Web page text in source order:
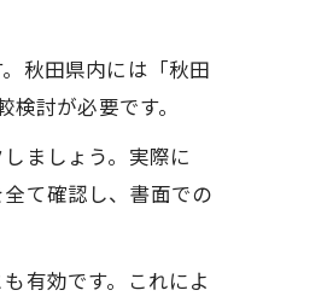
秋田県内には「秋田
討が必要です。
ましょう。実際に
て確認し、書面での
有効です。これによ